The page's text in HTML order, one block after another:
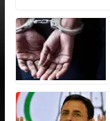
at
s
A
p
p
e
b
o
k